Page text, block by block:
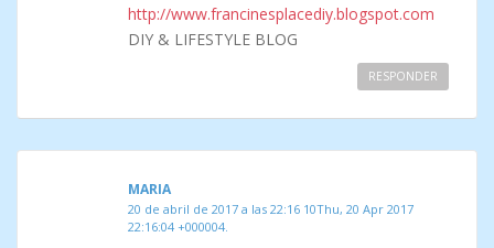
http://www.francinesplacediy.blogspot.com
DIY & LIFESTYLE BLOG
RESPONDER
MARIA
20 de abril de 2017 a las 22:16 10Thu, 20 Apr 2017
22:16:04 +000004.